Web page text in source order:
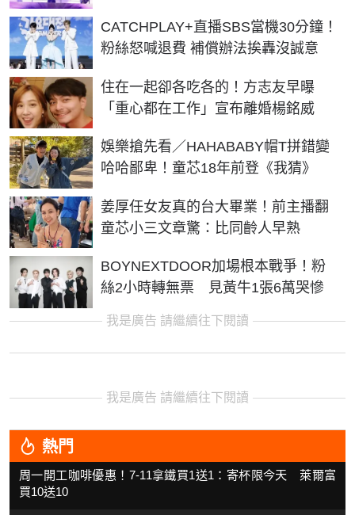
CATCHPLAY+直播SBS當機30分鐘！
粉絲怒喊退費 補償辦法挨轟沒誠意
住在一起卻各吃各的！方志友早曝
「重心都在工作」宣布離婚楊銘威
娛樂搶先看／HAHABABY帽T拼錯變
哈哈鄙卑！童芯18年前登《我猜》
姜厚任女友真的台大畢業！前主播翻
童芯小三文章驚：比同齡人早熟
BOYNEXTDOOR加場根本戰爭！粉
絲2小時轉無票 見黃牛1張6萬哭慘
我是廣告 請繼續往下閱讀
我是廣告 請繼續往下閱讀
熱門
周一開工咖啡優惠！7-11拿鐵買1送1：寄杯限今天 萊爾富
買10送10